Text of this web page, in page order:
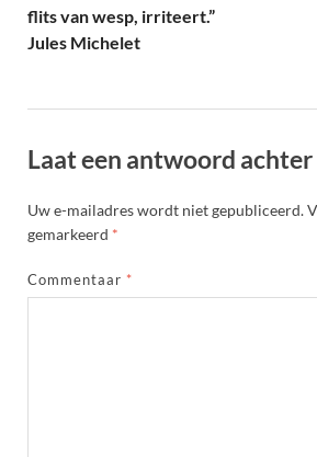
flits van wesp, irriteert.”
Jules Michelet
Laat een antwoord achter
Uw e-mailadres wordt niet gepubliceerd.
gemarkeerd *
Commentaar *